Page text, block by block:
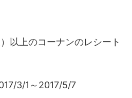
以上のコーナンのレシート
3/1～2017/5/7